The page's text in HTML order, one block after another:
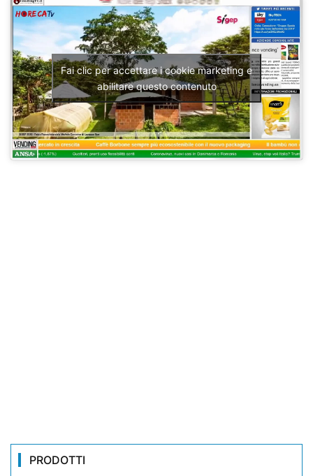
Fai clic per accettare i cookie marketing e
abilitare questo contenuto
PRODOTTI